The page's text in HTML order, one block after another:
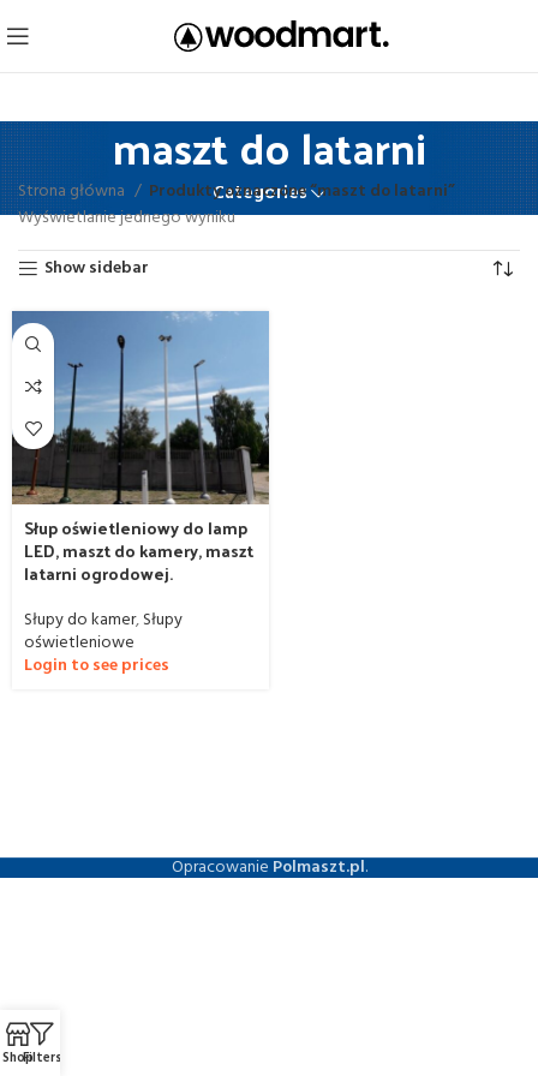
maszt do latarni
Categories
Strona główna
Produkty oznaczone “maszt do latarni”
Wyświetlanie jednego wyniku
Show sidebar
Słup oświetleniowy do lamp
LED, maszt do kamery, maszt
latarni ogrodowej.
Słupy do kamer,Słupy
oświetleniowe
Login to see prices
OpracowaniePolmaszt.pl.
ShopFilters